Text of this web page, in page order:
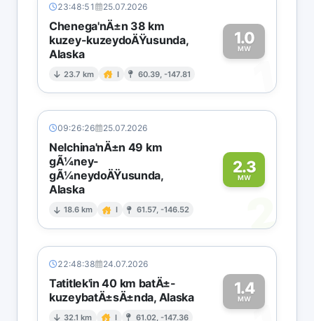
23:48:51 25.07.2026
Chenega'nÄ±n 38 km
kuzey-kuzeydoÄŸusunda,
Alaska
23.7 km I 60.39, -147.81
1.0
MW
1
09:26:26 25.07.2026
Nelchina'nÄ±n 49 km
gÃ¼ney-
gÃ¼neydoÄŸusunda,
Alaska
18.6 km I 61.57, -146.52
2.3
MW
2
22:48:38 24.07.2026
Tatitlek'in 40 km batÄ±-
kuzeybatÄ±sÄ±nda, Alaska
32.1 km I 61.02, -147.36
1.4
MW